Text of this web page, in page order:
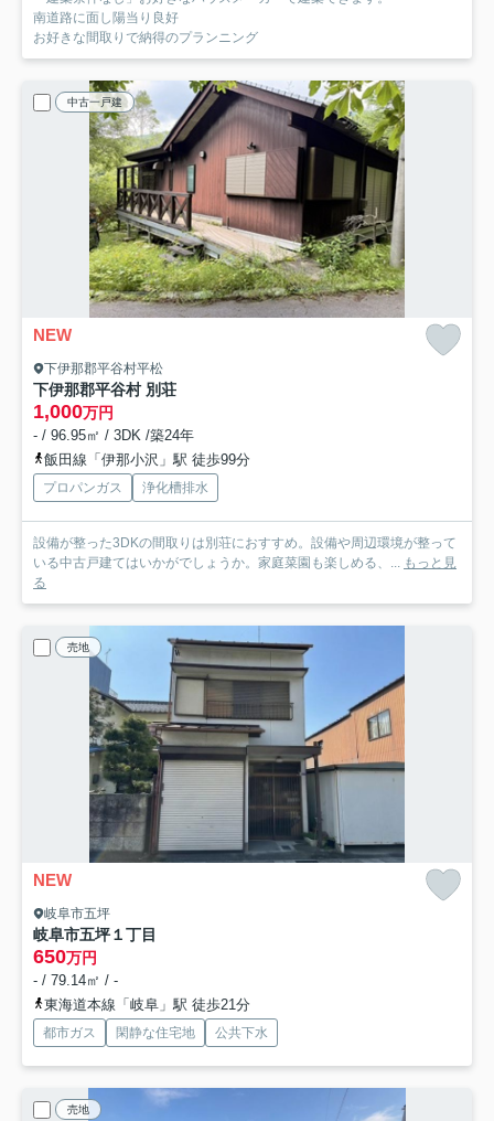
南道路に面し陽当り良好
お好きな間取りで納得のプランニング
中古一戸建
NEW
下伊那郡平谷村平松
下伊那郡平谷村 別荘
1,000万円
- / 96.95㎡ / 3DK /築24年
飯田線「伊那小沢」駅 徒歩99分
プロパンガス 浄化槽排水
設備が整った3DKの間取りは別荘におすすめ。設備や周辺環境が整って
いる中古戸建てはいかがでしょうか。家庭菜園も楽しめる、...
もっと見
る
売地
NEW
岐阜市五坪
岐阜市五坪１丁目
650万円
- / 79.14㎡ / -
東海道本線「岐阜」駅 徒歩21分
都市ガス 閑静な住宅地 公共下水
売地